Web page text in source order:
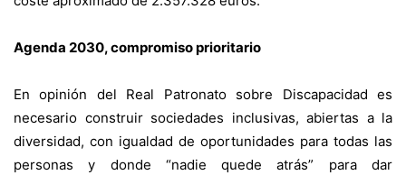
Agenda 2030, compromiso prioritario
En opinión del Real Patronato sobre Discapacidad es
necesario construir sociedades inclusivas, abiertas a la
diversidad, con igualdad de oportunidades para todas las
personas y donde “nadie quede atrás” para dar